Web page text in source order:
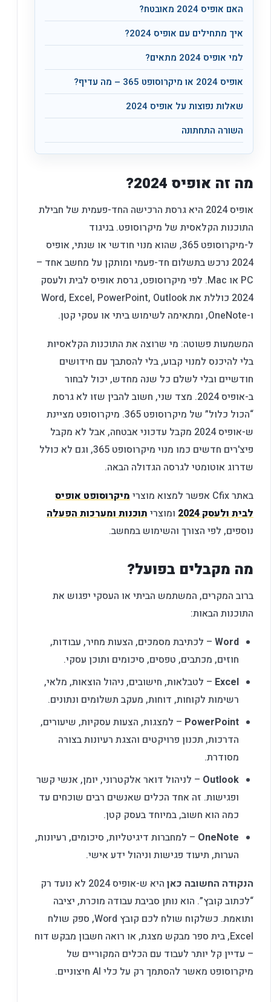
האם אופיס 2024 מאובטח?
איך מתחילים עם אופיס 2024?
למי אופיס 2024 מתאים?
אופיס 2024 או מיקרוסופט 365 – מה עדיף?
שאלות נפוצות על אופיס 2024
השורה התחתונה
מה זה אופיס 2024?
אופיס 2024 היא גרסת הרכישה החד-פעמית של חבילת
התוכנות הקלאסית של מיקרוסופט. בניגוד
ל-מיקרוסופט 365, שהוא מנוי חודשי או שנתי, אופיס
2024 נרכש בתשלום חד-פעמי ומותקן על מחשב אחד –
PC או Mac. לפי מיקרוסופט, גרסת אופיס לבית ולעסק
2024 כוללת את Word, Excel, PowerPoint, Outlook
ו-OneNote, ומתאימה לשימוש ביתי או עסקי קטן.
המשמעות פשוטה: מי שרוצה את התוכנות הקלאסיות
בלי להיכנס למנוי קבוע, בלי להסתבך עם חידושים
חודשיים ובלי לשלם כל שנה מחדש, יכול לבחור
ב-אופיס 2024. מצד שני, חשוב להבין שזו לא גרסת
“הכול כלול” של מיקרוסופט 365. מיקרוסופט מציינת
ש-אופיס 2024 מקבל עדכוני אבטחה, אבל לא מקבל
פיצ'רים חדשים כמו מנוי מיקרוסופט 365, וגם לא כולל
שדרוג אוטומטי לגרסה הגדולה הבאה.
באתר Cfix אפשר למצוא מוצרי
מיקרוסופט אופיס
לבית ולעסק 2024
ומוצריתוכנות ומערכות הפעלה
נוספים, לפי הצורך והשימוש במחשב.
מה מקבלים בפועל?
ברוב המקרים, המשתמש הביתי או העסקי יפגוש את
התוכנות הבאות:
Word – לכתיבת מסמכים, הצעות מחיר, עבודות,
חוזים, מכתבים, טפסים, סיכומים ותוכן עסקי.
Excel – לטבלאות, חישובים, ניהול הוצאות, מלאי,
רשימות לקוחות, דוחות, מעקב תשלומים ונתונים.
PowerPoint – למצגות, הצעות עסקיות, שיעורים,
הדרכות, תכנון פרויקטים והצגת רעיונות בצורה
מסודרת.
Outlook – לניהול דואר אלקטרוני, יומן, אנשי קשר
ופגישות. זה אחד הכלים שאנשים רבים שוכחים עד
כמה הוא חשוב, במיוחד בעסק קטן.
OneNote – למחברות דיגיטליות, סיכומים, רעיונות,
הערות, תיעוד פגישות וניהול ידע אישי.
הנקודה החשובה כאן
היא ש-אופיס 2024 לא נועד רק
“לכתוב קובץ”. הוא נותן סביבת עבודה מוכרת, יציבה
ותואמת. כשלקוח שולח לכם קובץ Word, ספק שולח
Excel, בית ספר מבקש מצגת, או רואה חשבון מבקש דוח
– עדיין קל יותר לעבוד עם הכלים המקוריים של
מיקרוסופט מאשר להסתמך רק על כלי AI חיצוניים.